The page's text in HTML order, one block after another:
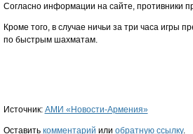
Согласно информации на сайте, противники
Кроме того, в случае ничьи за три часа игры
по быстрым шахматам.
Источник: АМИ «Новости-Армения»
Оставить комментарий или обратную ссылку.